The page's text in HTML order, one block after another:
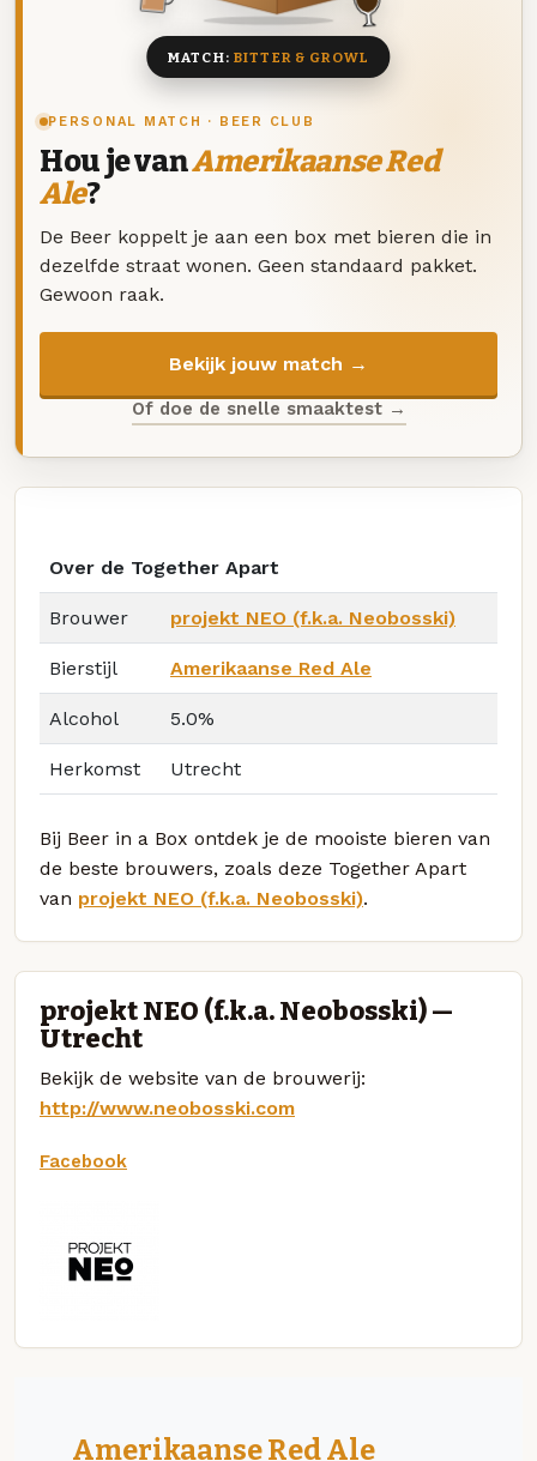
PERSONAL MATCH · BEER CLUB
Hou je vanAmerikaanse Red
Ale?
De Beer koppelt je aan een box met bieren die in
dezelfde straat wonen. Geen standaard pakket.
Gewoon raak.
Bekijk jouw match →
Of doe de snelle smaaktest →
MATCH: BITTER & GROWL
Over de Together Apart
Brouwer projekt NEO (f.k.a. Neobosski)
Bierstijl Amerikaanse Red Ale
Alcohol 5.0%
Herkomst Utrecht
Bij Beer in a Box ontdek je de mooiste bieren van
de beste brouwers, zoals deze Together Apart
van projekt NEO (f.k.a. Neobosski).
projekt NEO (f.k.a. Neobosski) —
Utrecht
Bekijk de website van de brouwerij:
http://www.neobosski.com
Facebook
Amerikaanse Red Ale